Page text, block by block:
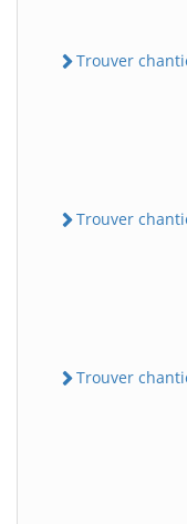
Trouver
Trouver
Trouver